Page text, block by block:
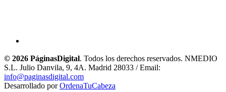
© 2026 PáginasDigital. Todos los derechos reservados. NMEDIO
S.L. Julio Danvila, 9, 4A. Madrid 28033 / Email:
info@paginasdigital.com
Desarrollado porOrdenaTuCabeza